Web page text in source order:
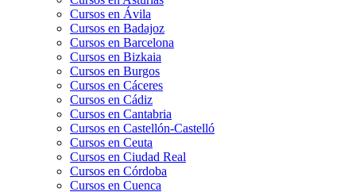
Cursos en Ávila
Cursos en Badajoz
Cursos en Barcelona
Cursos en Bizkaia
Cursos en Burgos
Cursos en Cáceres
Cursos en Cádiz
Cursos en Cantabria
Cursos en Castellón-Castelló
Cursos en Ceuta
Cursos en Ciudad Real
Cursos en Córdoba
Cursos en Cuenca